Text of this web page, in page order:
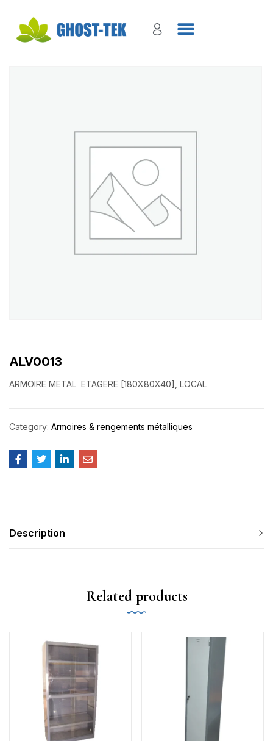
ALV0013
ARMOIRE METAL ETAGERE [180X80X40], LOCAL
Category: Armoires & rengements métalliques
Description
Related products
Sign in
Log in
Create an account